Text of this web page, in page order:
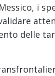
i
delle